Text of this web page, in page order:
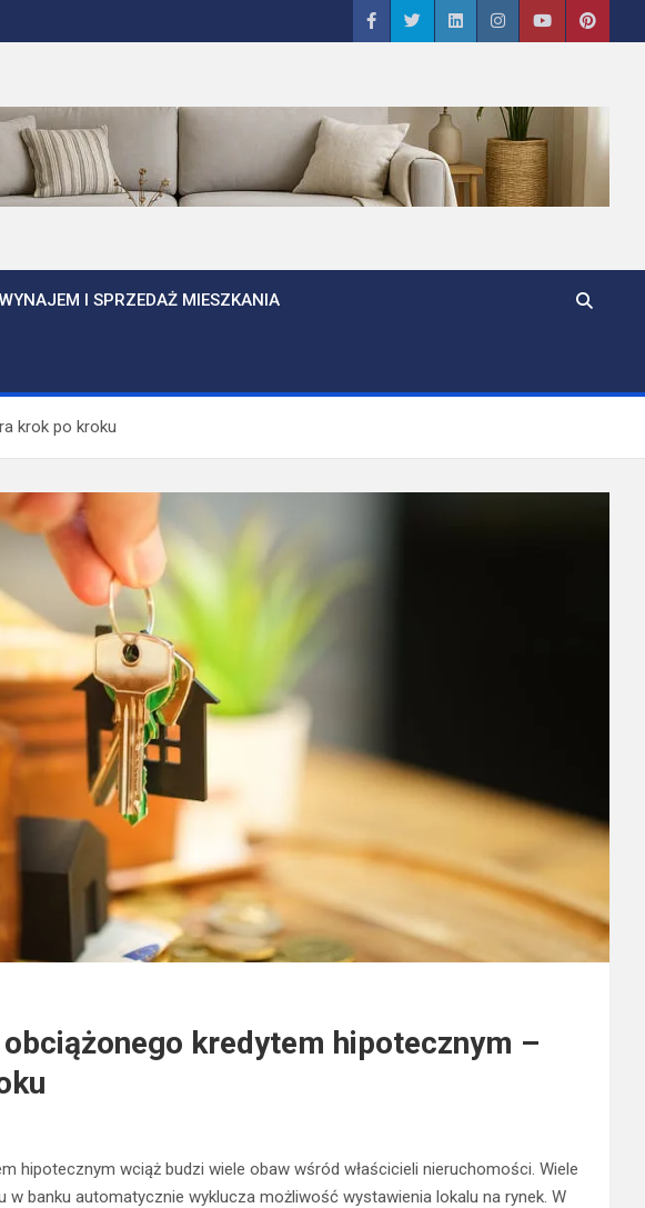
WYNAJEM I SPRZEDAŻ MIESZKANIA
krok po kroku
kredytem hipotecznym –
hipotecznym wciąż budzi wiele obaw wśród właścicieli nieruchomości. Wiele
w banku automatycznie wyklucza możliwość wystawienia lokalu na rynek. W